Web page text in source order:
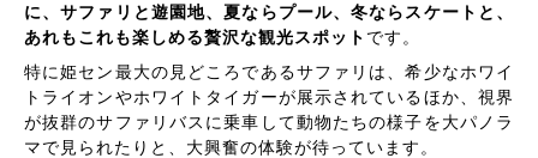
に、サファリと遊園地、夏ならプール、冬ならスケートと、
あれもこれも楽しめる贅沢な観光スポット です。
特に姫セン最大の見どころであるサファリは、希少なホワイ
トライオンやホワイトタイガーが展示されているほか、視界
が抜群のサファリバスに乗車して動物たちの様子を大パノラ
マで見られたりと、大興奮の体験が待っています。